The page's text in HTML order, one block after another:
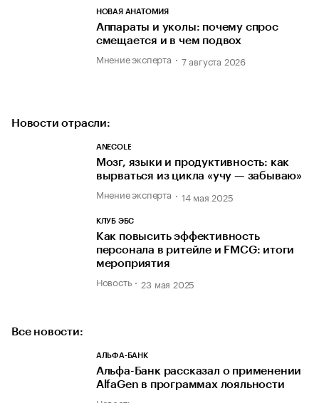
НОВАЯ АНАТОМИЯ
Аппараты и уколы: почему спрос
смещается и в чем подвох
Мнение эксперта 7 августа 2026
Новости отрасли:
ANECOLE
Мозг, языки и продуктивность: как
вырваться из цикла «учу — забываю»
Мнение эксперта 14 мая 2025
КЛУБ ЭБС
Как повысить эффективность
персонала в ритейле и FMCG: итоги
мероприятия
Новость 23 мая 2025
Все новости:
АЛЬФА-БАНК
Альфа-Банк рассказал о применении
AlfaGen в программах лояльности